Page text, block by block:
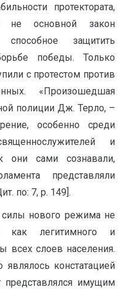
протектората,
не основной закон
защитить
победы. Только
с протестом против
«Произошедшая
полиции Дж. Терло, –
особенно среди
и
они сами сознавали,
представляли
по: 7, p. 149].
нового режима не
как легитимного и
всех слоев населения.
констатацией
представлялся имущим